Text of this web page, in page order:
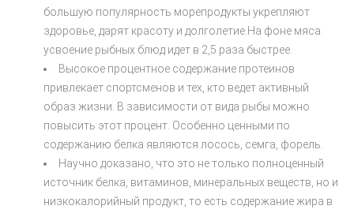
большую популярность морепродукты укрепляют
здоровье, дарят красоту и долголетие.На фоне мяса
усвоение рыбных блюд идет в 2,5 раза быстрее.
Высокое процентное содержание протеинов
привлекает спортсменов и тех, кто ведет активный
образ жизни. В зависимости от вида рыбы можно
повысить этот процент. Особенно ценными по
содержанию белка являются лосось, семга, форель.
Научно доказано, что это не только полноценный
источник белка, витаминов, минеральных веществ, но и
низкокалорийный продукт, то есть содержание жира в